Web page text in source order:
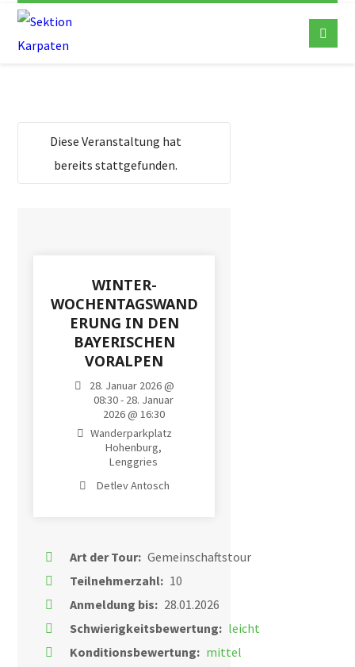
Diese Veranstaltung hat
bereits stattgefunden.
WINTER-
WOCHENTAGSWAND
ERUNG IN DEN
BAYERISCHEN
VORALPEN
28. Januar 2026 @
08:30 - 28. Januar
2026 @ 16:30
Wanderparkplatz
Hohenburg,
Lenggries
Detlev Antosch
Art der Tour: Gemeinschaftstour
Teilnehmerzahl: 10
Anmeldung bis: 28.01.2026
Schwierigkeitsbewertung: leicht
Konditionsbewertung: mittel